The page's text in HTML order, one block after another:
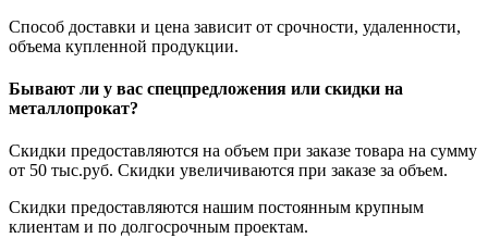
Способ доставки и цена зависит от срочности, удаленности,
объема купленной продукции.
Бывают ли у вас спецпредложения или скидки на
металлопрокат?
Скидки предоставляются на объем при заказе товара на сумму
от 50 тыс.руб. Скидки увеличиваются при заказе за объем.
Скидки предоставляются нашим постоянным крупным
клиентам и по долгосрочным проектам.